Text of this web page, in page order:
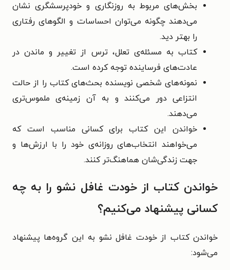
بخش‌های مربوط به روزنگاری و خودپرسشگری نشان
می‌دهند چگونه می‌توان احساسات و الگوهای رفتاری
را بهتر دید.
کتاب به مسئله‌ی تعلل، ترس از تغییر و ماندن در
عادت‌های فرساینده توجه کرده است.
نمونه‌های شخصی نویسنده بحث‌های کتاب را از حالت
انتزاعی دور می‌کنند و به آن زمینه‌ی ملموس‌تری
می‌دهند.
خواندن این کتاب برای کسانی مناسب است که
می‌خواهند انتخاب‌های روزانه‌ی خود را با ارزش‌ها و
جهت زندگی‌شان هماهنگ‌تر کنند.
خواندن کتاب از خودت غافل نشو را به چه
کسانی پیشنهاد می‌کنیم؟
خواندن کتاب از خودت غافل نشو به این گروه‌ها پیشنهاد
می‌شود: